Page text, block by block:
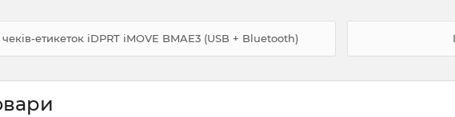
етикеток iDPRT iMOVE BMAE3 (USB + Bluetooth)